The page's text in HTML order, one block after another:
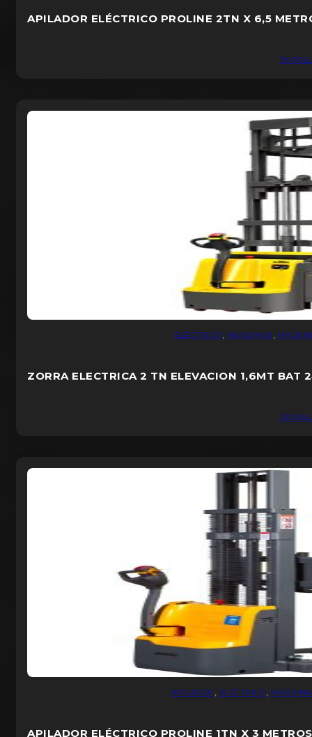
APILADOR ELÉCTRICO PROLINE 2TN X 6,5
ELÉCTRICO, MAQUINAS,
ZORRA ELECTRICA 2 TN ELEVACION 1,6MT BAT
APILADOR , ELÉCTRICO,
APILADOR ELÉCTRICO PROLINE 1TN X 3